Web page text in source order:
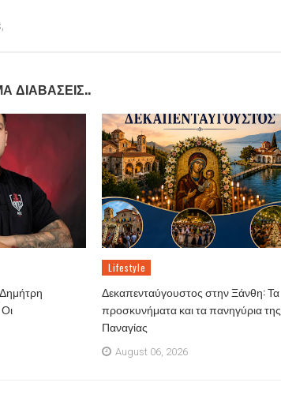
ΔΙΑΒΑΣΕΙΣ..
Lifestyle
Δεκαπενταύγουστος στην Ξάνθη: Τα
προσκυνήματα και τα πανηγύρια της
Παναγίας
August 06, 2026